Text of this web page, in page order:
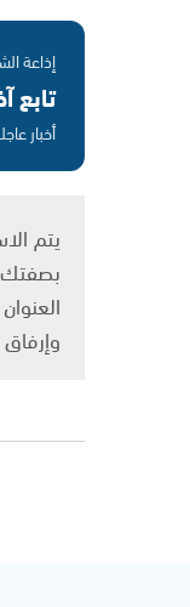
إذاعة
تابع
أخبار
بصفتك